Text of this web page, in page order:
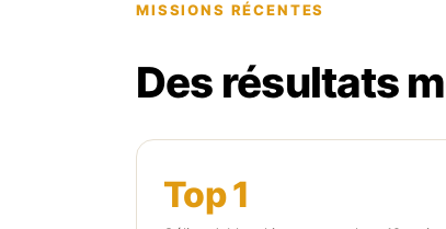
MISSIONS RÉCENTES
Des résultats
Top 1